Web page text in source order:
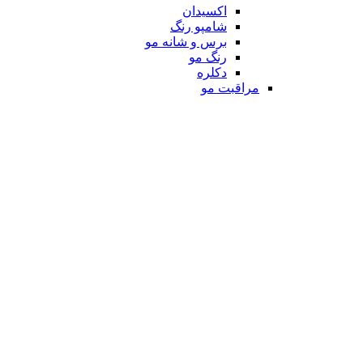
اکسیدان
شامپو رنگ
برس و شانه مو
رنگ مو
دکلره
مراقبت مو